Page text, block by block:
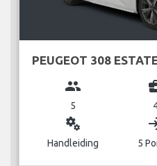
PEUGEOT 308 ESTATE
group
5
miscellaneous_services
Handleiding 5